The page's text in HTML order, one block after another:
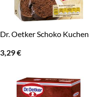
Dr. Oetker Schoko Kuchen
3,29€